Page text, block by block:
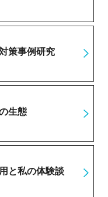
策事例研究
生態
と私の体験談